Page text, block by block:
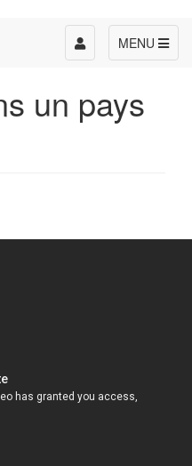
MENU
Toggle
navigation
un pays